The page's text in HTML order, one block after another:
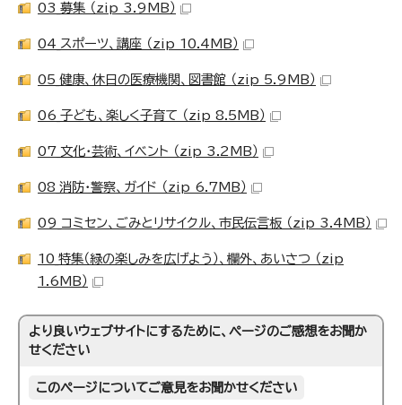
03_募集 （zip 3.9MB）
04_スポーツ、講座 （zip 10.4MB）
05_健康、休日の医療機関、図書館 （zip 5.9MB）
06_子ども、楽しく子育て （zip 8.5MB）
07_文化・芸術、イベント （zip 3.2MB）
08_消防・警察、ガイド （zip 6.7MB）
09_コミセン、ごみとリサイクル、市民伝言板 （zip 3.4MB）
10_特集（緑の楽しみを広げよう）、欄外、あいさつ （zip
1.6MB）
より良いウェブサイトにするために、ページのご感想をお聞か
せください
このページについてご意見をお聞かせください